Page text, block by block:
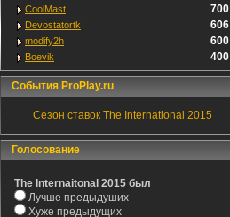
CoolMast 700
Devostatortk 606
modify2h 600
Boevik 400
События ProPlay.ru
Сезон ставок The International 2015
Голосование
The Internaitonal 2015 был
Лучше предыдуших
Хуже предыдущих